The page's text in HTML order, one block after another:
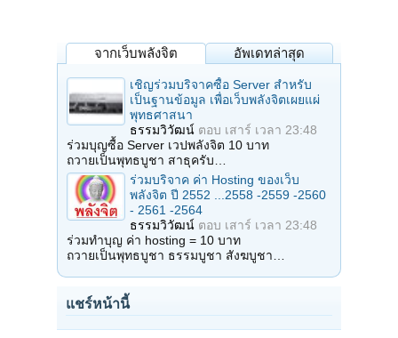
จากเว็บพลังจิต อัพเดทล่าสุด
เชิญร่วมบริจาคซื้อ Server สำหรับ
เป็นฐานข้อมูล เพื่อเว็บพลังจิตเผยแผ่
พุทธศาสนา
ธรรมวิวัฒน์ ตอบ เสาร์ เวลา 23:48
ร่วมบุญซื้อ Server เวปพลังจิต 10 บาท
ถวายเป็นพุทธบูชา สาธุครับ…
ร่วมบริจาค ค่า Hosting ของเว็บ
พลังจิต ปี 2552 ...2558 -2559 -2560
- 2561 -2564
ธรรมวิวัฒน์ ตอบ เสาร์ เวลา 23:48
ร่วมทำบุญ ค่า hosting = 10 บาท
ถวายเป็นพุทธบูชา ธรรมบูชา สังฆบูชา…
แชร์หน้านี้